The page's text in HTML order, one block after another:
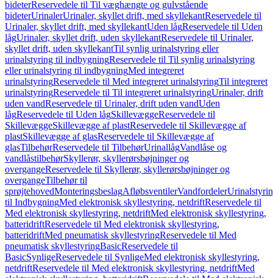
bideterReservedele til Til væghængte og gulvstående
bideterUrinalerUrinaler, skyllet drift, med skyllekantReservedele til
Urinaler, skyllet drift, med skyllekantUden lågReservedele til Uden
lågUrinaler, skyllet drift, uden skyllekantReservedele til Urinaler,
skyllet drift, uden skyllekantTil synlig urinalstyring eller
urinalstyring til indbygningReservedele til Til synlig urinalstyring
eller urinalstyring til indbygningMed integreret
urinalstyringReservedele til Med integreret urinalstyringTil integreret
urinalstyringReservedele til Til integreret urinalstyringUrinaler, drift
uden vandReservedele til Urinaler, drift uden vandUden
lågReservedele til Uden lågSkillevæggeReservedele til
SkillevæggeSkillevægge af plastReservedele til Skillevægge af
plastSkillevægge af glasReservedele til Skillevægge af
glasTilbehørReservedele til TilbehørUrinallågVandlåse og
vandlåstilbehørSkyllerør, skyllerørsbøjninger og
overgangeReservedele til Skyllerør, skyllerørsbøjninger og
overgangeTilbehør til
sprøjtehovedMonteringsbeslagAfløbsventilerVandfordeler
til IndbygningMed elektronisk skyllestyring, netdriftReservedele til
Med elektronisk skyllestyring, netdriftMed elektronisk skyllestyring,
batteridriftReservedele til Med elektronisk skyllestyring,
batteridriftMed pneumatisk skyllestyringReservedele til Med
pneumatisk skyllestyringBasicReservedele til
BasicSynligeReservedele til SynligeMed elektronisk skyllestyring,
netdriftReservedele til Med elektronisk skyllestyring, netdriftMed